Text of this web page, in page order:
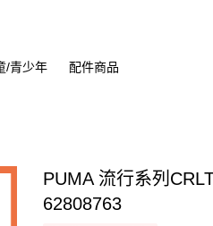
/青少年 配件商品
PUMA 流行系列
62808763